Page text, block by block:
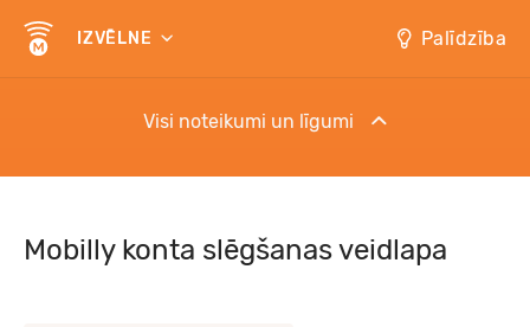
IZVĒLNE Palīdzība
Visi noteikumi un līgumi
Mobilly konta slēgšanas veidlapa